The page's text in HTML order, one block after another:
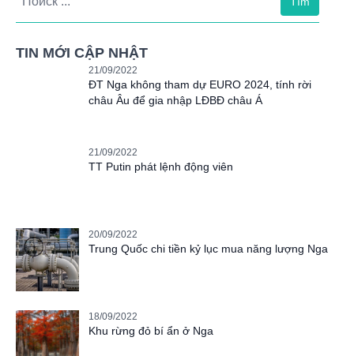
TIN MỚI CẬP NHẬT
21/09/2022
ĐT Nga không tham dự EURO 2024, tính rời
châu Âu để gia nhập LĐBĐ châu Á
21/09/2022
TT Putin phát lệnh động viên
20/09/2022
Trung Quốc chi tiền kỷ lục mua năng lượng Nga
18/09/2022
Khu rừng đỏ bí ẩn ở Nga